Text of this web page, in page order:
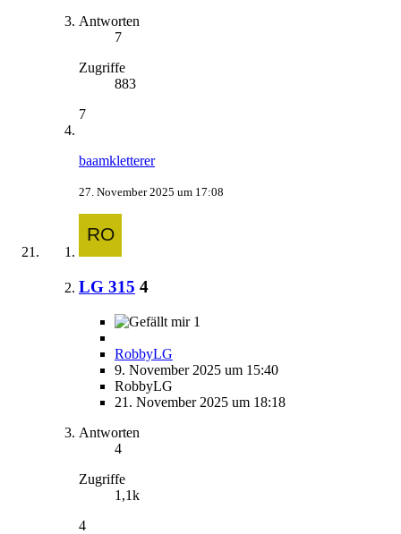
Antworten
7
Zugriffe
883
7
baamkletterer
27. November 2025 um 17:08
LG 315 4
1
RobbyLG
9. November 2025 um 15:40
RobbyLG
21. November 2025 um 18:18
Antworten
4
Zugriffe
1,1k
4